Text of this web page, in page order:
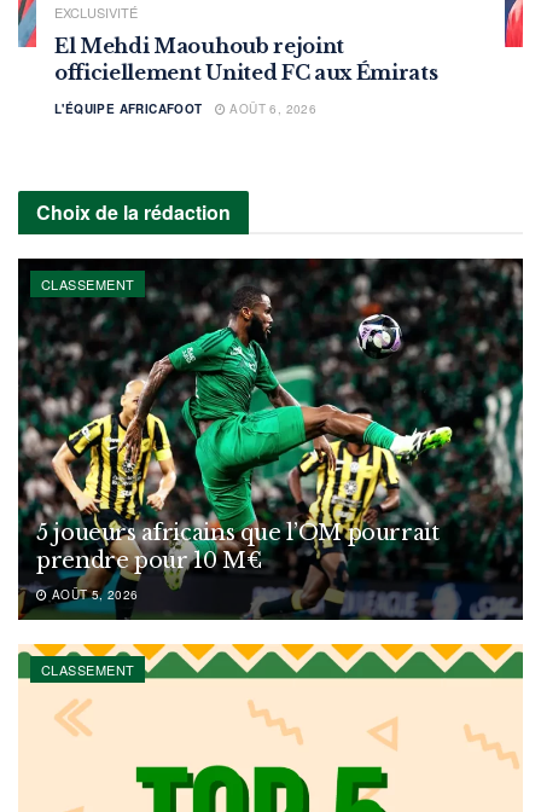
EXCLUSIVITÉ
El Mehdi Maouhoub rejoint
officiellement United FC aux Émirats
L'ÉQUIPE AFRICAFOOT AOÛT 6, 2026
Choix de la rédaction
CLASSEMENT
5 joueurs africains que l’OM pourrait
prendre pour 10 M€
AOÛT 5, 2026
CLASSEMENT